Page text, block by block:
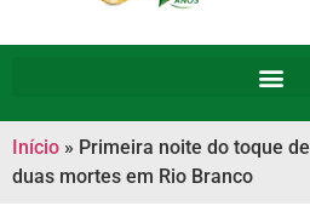
Início » Primeira noite do toque
duas mortes em Rio Branco